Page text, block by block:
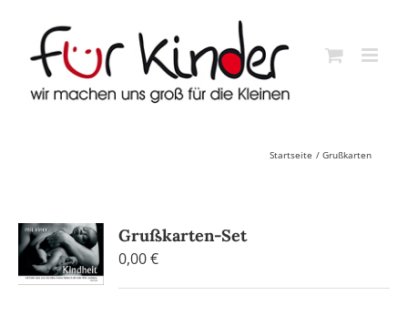
content
Startseite Grußkarten
Grußkarten-Set
0,00€